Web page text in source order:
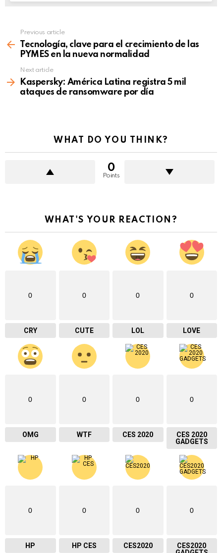
more
Previous article
Tecnología, clave para el crecimiento de las
PYMES en la nueva normalidad
Next article
Kaspersky: América Latina registra 5 mil
ataques de ransomware por día
WHAT DO YOU THINK?
0
Points
WHAT'S YOUR REACTION?
0
CRY
0
CUTE
0
LOL
0
LOVE
0
OMG
0
WTF
0
CES 2020
0
CES 2020
GADGETS
0
HP
0
HP CES
0
CES2020
0
CES2020